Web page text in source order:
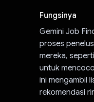
Fungsinya
Gemini Job
proses
mereka,
untuk
ini mengambil
rekomendasi